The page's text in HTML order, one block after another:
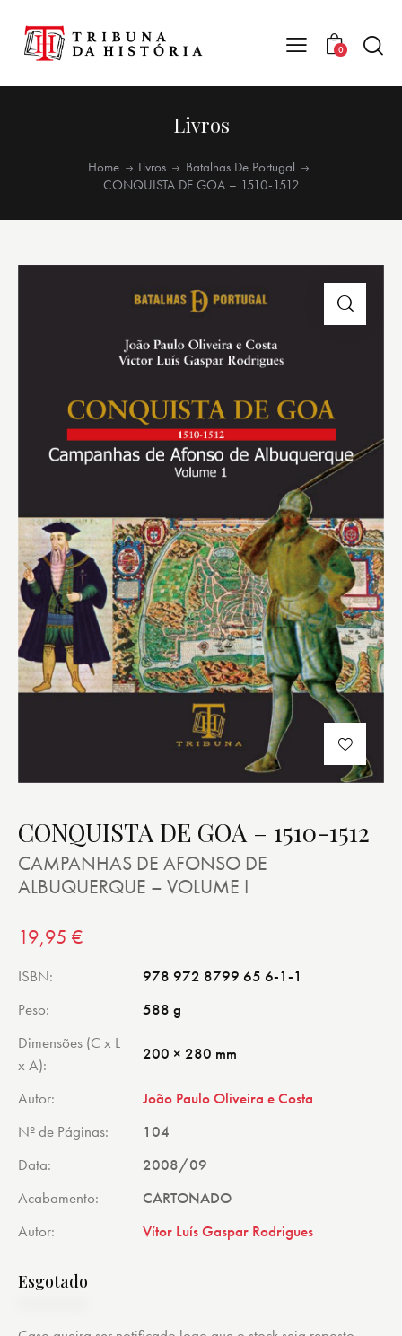
0
Livros
Home Livros
Batalhas De Portugal
CONQUISTA DE GOA – 1510-1512
CONQUISTA DE GOA – 1510-1512
CAMPANHAS DE AFONSO DE
ALBUQUERQUE – VOLUME I
19,95 €
ISBN
978 972 8799 65 6-1-1
Peso
588 g
Dimensões (C x L
x A)
200 × 280 mm
Autor
João Paulo Oliveira e Costa
Nº de Páginas
104
Data
2008/09
Acabamento
CARTONADO
Autor
Vítor Luís Gaspar Rodrigues
Esgotado